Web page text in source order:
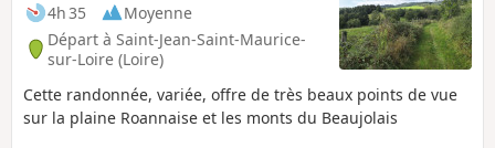
4h 35
Moyenne
Départ à Saint-Jean-Saint-Maurice-
sur-Loire (Loire)
Cette randonnée, variée, offre de très beaux points de vue
sur la plaine Roannaise et les monts du Beaujolais